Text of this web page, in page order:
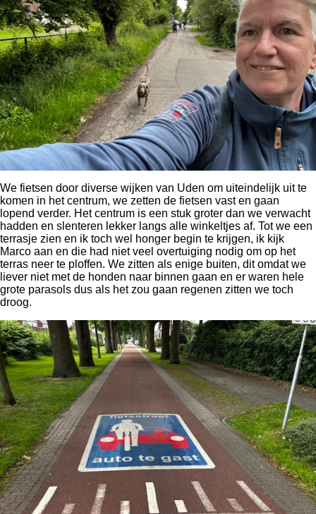
We fietsen door diverse wijken van Uden om uiteindelijk uit te
komen in het centrum, we zetten de fietsen vast en gaan
lopend verder. Het centrum is een stuk groter dan we verwacht
hadden en slenteren lekker langs alle winkeltjes af. Tot we een
terrasje zien en ik toch wel honger begin te krijgen, ik kijk
Marco aan en die had niet veel overtuiging nodig om op het
terras neer te ploffen. We zitten als enige buiten, dit omdat we
liever niet met de honden naar binnen gaan en er waren hele
grote parasols dus als het zou gaan regenen zitten we toch
droog.